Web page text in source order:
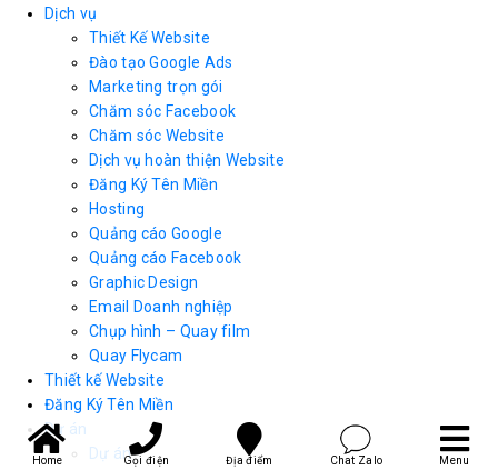
Home Gọi điện Địa điểm Chat Zalo Menu
Dịch vụ
Thiết Kế Website
Đào tạo Google Ads
Marketing trọn gói
Chăm sóc Facebook
Chăm sóc Website
Dịch vụ hoàn thiện Website
Đăng Ký Tên Miền
Hosting
Quảng cáo Google
Quảng cáo Facebook
Graphic Design
Email Doanh nghiệp
Chụp hình – Quay film
Quay Flycam
Thiết kế Website
Đăng Ký Tên Miền
Dự án
Dự án